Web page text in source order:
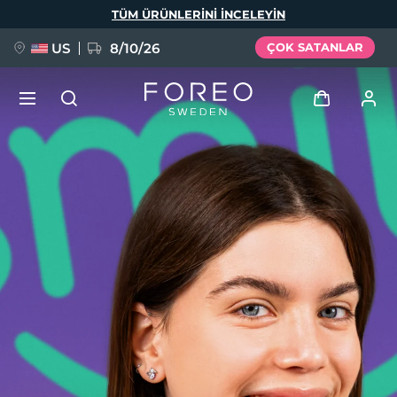
TÜM ÜRÜNLERINI INCELEYIN
US 8/10/26 ÇOK SATANLAR
Giriş
Kullanici profi̇li̇
Cihazlarım
Siparişlerim
Adresim
Aboneliklerim
YENİ
FAQ™ Pure Beauty-Tech Elixir
BREAKING NEWS
issa™ Teeth Whitening Set
Dil Seçimi
English Deutsch
Español
Français
Italiano
Português
Polski
Svenska
Русский
Türkçe
简体中文 繁體中文